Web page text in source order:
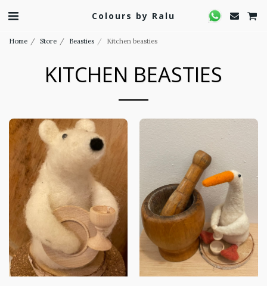
Colours by Ralu
Home Store Beasties Kitchen beasties
KITCHEN BEASTIES